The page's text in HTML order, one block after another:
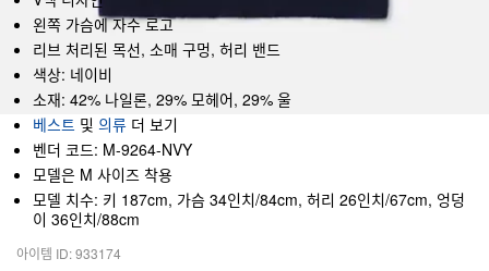
왼쪽 가슴에 자수 로고
리브 처리된 목선, 소매 구멍, 허리 밴드
색상: 네이비
소재: 42% 나일론, 29% 모헤어, 29% 울
베스트 및 의류 더 보기
벤더 코드: M-9264-NVY
모델은 M 사이즈 착용
모델 치수: 키 187cm, 가슴 34인치/84cm, 허리 26인치/67cm, 엉덩
이 36인치/88cm
아이템 ID: 933174